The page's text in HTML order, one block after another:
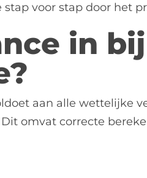
voor stap door het
in bij
aan alle wettelijke
omvat correcte